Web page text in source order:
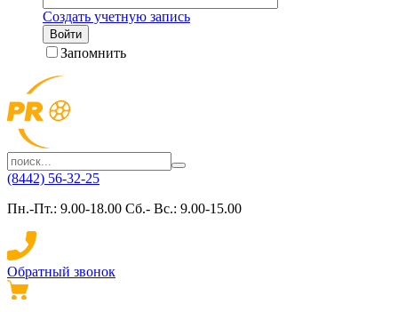
Создать учетную запись
Войти
Запомнить
(8442) 56-32-25
Пн.-Пт.: 9.00-18.00 Сб.- Вс.: 9.00-15.00
Обратный звонок